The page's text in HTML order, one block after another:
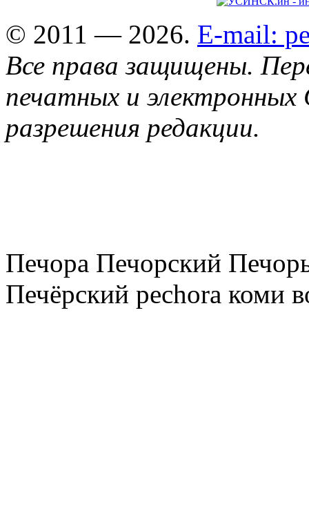
© 2011 — 2026. E-mail:
Все права защищены.
печатных и
разрешения редакции.
Печора Печорский
Печёрский pechora коми